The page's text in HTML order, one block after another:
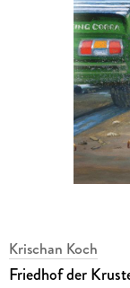
Krischan Koch
Friedhof der